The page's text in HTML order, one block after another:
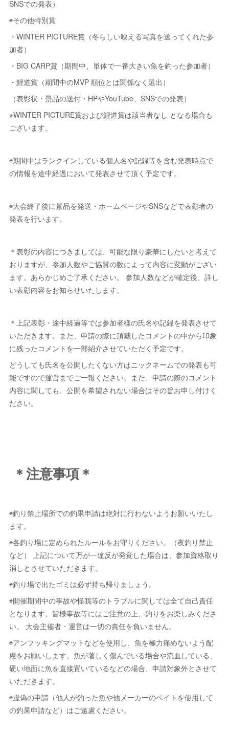
SNSでの発表）
◉その他特別賞
・WINTER PICTURE賞（冬らしい映える写真を送ってくれた参
加者）
・BIG CARP賞（期間中、単体で一番大きい魚を釣った参加者）
・鯉道賞（期間中のMVP 順位とは関係なく選出）
（表彰状・景品の送付・HPやYouTube、SNSでの発表）
※WINTER PICTURE賞および鯉道賞は該当者なし となる場合も
ございます。
◉期間中はランクインしている個人名や記録等を含む発表時点で
の情報を途中経過において発表させて頂く予定です。
◉大会終了後に景品を発送・ホームページやSNSなどで表彰者の
発表を行います。
＊表彰の内容につきましては、可能な限り豪華にしたいと考えて
おりますが、参加人数やご協賛の数によって内容に変動がござい
ます。あらかじめご了承ください。 参加人数などが確定後、詳し
い表彰内容をお知らせいたします。
＊上記表彰・途中経過等では参加者様の氏名や記録を発表させて
いただきます。また、申請の際に頂戴したコメントの中から印象
に残ったコメントを一部紹介させていただく予定です。
どうしても氏名を公開したくない方はニックネームでの発表も可
能ですので運営までご一報ください。また、申請の際のコメント
内容に関しても、公開を希望されない場合はその旨お申し付けく
ださい。
＊注意事項＊
◉釣り禁止場所での釣果申請は絶対に行わないようお願いいたし
ます。
◉各釣り場に定められたルールをお守りください。（夜釣り禁止
など） 上記について万が一違反が発覚した場合は、参加資格取り
消しとさせていただきます。
◉釣り場で出たゴミは必ず持ち帰りましょう。
◉開催期間中の事故や怪我等のトラブルに関しては全て自己責任
となります。皆様事故等にはご注意の上、釣りをお楽しみくださ
い。 大会主催者・運営は一切の責任を負いません。
◉アンフッキングマットなどを使用し、魚を極力痛めないよう配
慮をお願いします。魚が著しく傷んでいる場合や流血している、
硬い地面に魚を直接置いているなどの場合、申請対象外とさせて
いただきます。
◉虚偽の申請（他人が釣った魚や他メーカーのベイトを使用して
の釣果申請など）はご遠慮ください。